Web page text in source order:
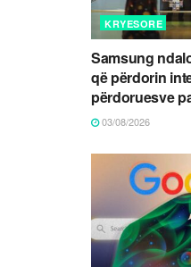
KRYESORE
Samsung
që përdorin
përdoruesve
03/08/2026